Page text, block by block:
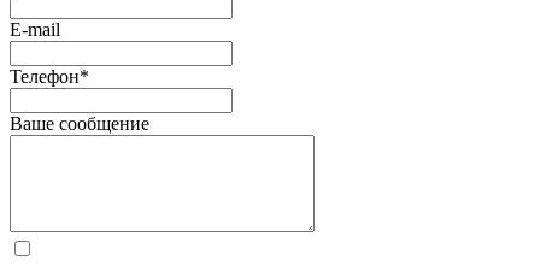
E-mail
Телефон*
Ваше сообщение